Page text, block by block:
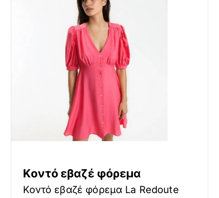
Κοντό εβαζέ φόρεμα
Κοντό εβαζέ φόρεμα La Redoute